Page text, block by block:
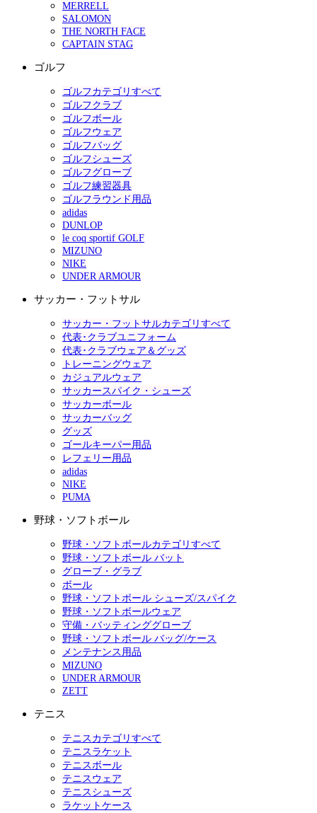
MERRELL
SALOMON
THE NORTH FACE
CAPTAIN STAG
ゴルフ
ゴルフカテゴリすべて
ゴルフクラブ
ゴルフボール
ゴルフウェア
ゴルフバッグ
ゴルフシューズ
ゴルフグローブ
ゴルフ練習器具
ゴルフラウンド用品
adidas
DUNLOP
le coq sportif GOLF
MIZUNO
NIKE
UNDER ARMOUR
サッカー・フットサル
サッカー・フットサルカテゴリすべて
代表･クラブユニフォーム
代表･クラブウェア＆グッズ
トレーニングウェア
カジュアルウェア
サッカースパイク・シューズ
サッカーボール
サッカーバッグ
グッズ
ゴールキーパー用品
レフェリー用品
adidas
NIKE
PUMA
野球・ソフトボール
野球・ソフトボールカテゴリすべて
野球・ソフトボール バット
グローブ・グラブ
ボール
野球・ソフトボール シューズ/スパイク
野球・ソフトボールウェア
守備・バッティンググローブ
野球・ソフトボール バッグ/ケース
メンテナンス用品
MIZUNO
UNDER ARMOUR
ZETT
テニス
テニスカテゴリすべて
テニスラケット
テニスボール
テニスウェア
テニスシューズ
ラケットケース